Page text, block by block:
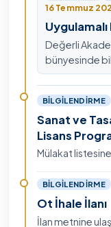
16 Temmuz
Değerli
bünyesinde
kültürünü
BILGILENDIRME
Sanat ve
Lisans
Mülakat listesine
BILGILENDIRME
Ot İhale İlanı
İlan metnine